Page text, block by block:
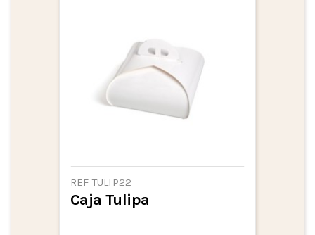
REF TULIP22
Caja Tulipa